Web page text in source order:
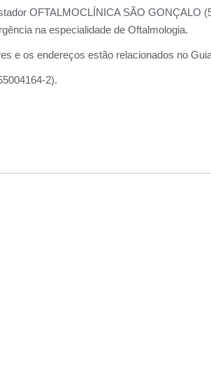
OFTALMOCLÍNICA SÃO GONÇALO
na especialidade de Oftalmologia.
e os endereços estão relacionados no
GONÇALO